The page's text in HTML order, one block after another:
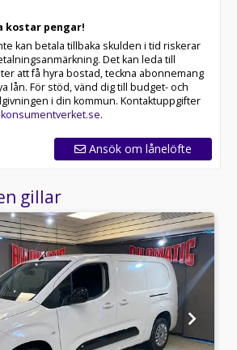
kostar pengar!
kan betala tillbaka skulden i tid riskerar
Det kan leda till
att få hyra bostad, teckna abonnemang
lån. För stöd, vänd dig till budget- och
i din kommun. Kontaktuppgifter
konsumentverket.se.
Ansök om lånelöfte
gillar